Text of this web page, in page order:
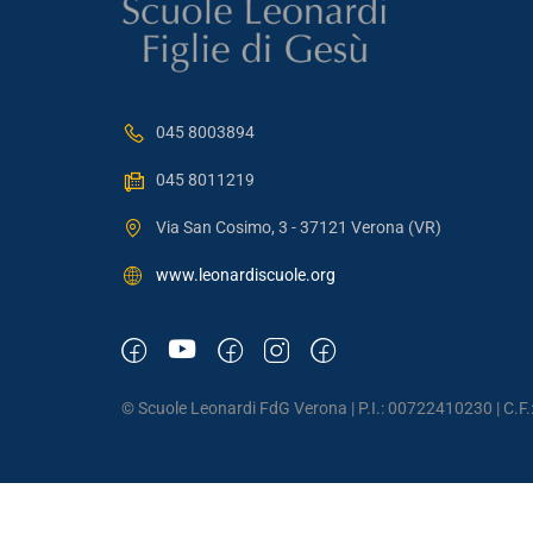
045 8003894
045 8011219
Via San Cosimo, 3 - 37121 Verona (VR)
www.leonardiscuole.org
© Scuole Leonardi FdG Verona | P.I.: 00722410230 |